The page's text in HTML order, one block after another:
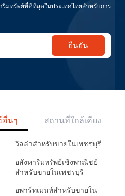
ริมทรัพย์ที่ดีที่สุดในประเทศไทยสำหรับการ
ยืนยัน
อื่นๆ สถานที่ใกล้เคียง
วิลล่าสำหรับขายในเพชรบุรี
อสังหาริมทรัพย์เชิงพาณิชย์
สำหรับขายในเพชรบุรี
อพาร์ทเมนท์สำหรับขายใน